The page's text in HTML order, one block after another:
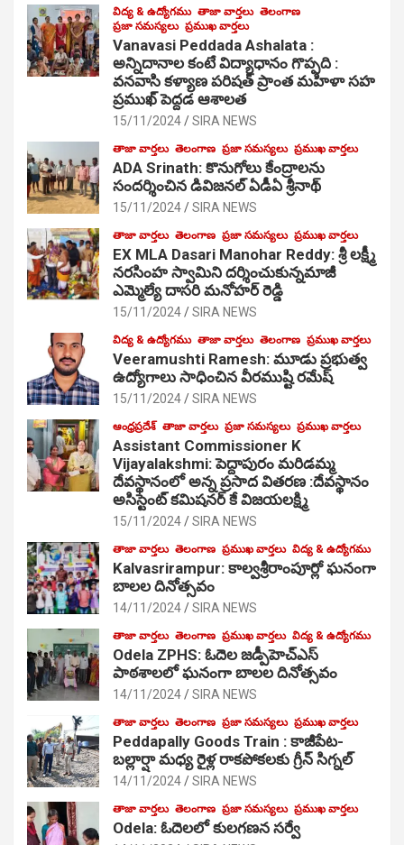
విద్య & ఉద్యోగము తాజా వార్తలు తెలంగాణ
ప్రజా సమస్యలు ప్రముఖ వార్తలు
Vanavasi Peddada Ashalata :
అన్నిదానాల కంటే విద్యాధానం గొప్పది :
వనవాసి కళ్యాణ పరిషత్ ప్రాంత మహిళా సహ
ప్రముఖ్ పెద్దడ ఆశాలత
15/11/2024 SIRA NEWS
తాజా వార్తలు తెలంగాణ ప్రజా సమస్యలు ప్రముఖ వార్తలు
ADA Srinath: కొనుగోలు కేంద్రాల‌ను
సంద‌ర్శించిన డివిజనల్ ఏడీఏ శ్రీనాథ్
15/11/2024 SIRA NEWS
తాజా వార్తలు తెలంగాణ ప్రజా సమస్యలు ప్రముఖ వార్తలు
EX MLA Dasari Manohar Reddy: శ్రీ లక్ష్మీ
నరసింహ స్వామిని దర్శించుకున్నమాజీ
ఎమ్మెల్యే దాసరి మనోహర్ రెడ్డి
15/11/2024 SIRA NEWS
విద్య & ఉద్యోగము తాజా వార్తలు తెలంగాణ ప్రముఖ వార్తలు
Veeramushti Ramesh: మూడు ప్రభుత్వ
ఉద్యోగాలు సాధించిన వీరముష్టి రమేష్
15/11/2024 SIRA NEWS
ఆంధ్రప్రదేశ్ తాజా వార్తలు ప్రజా సమస్యలు ప్రముఖ వార్తలు
Assistant Commissioner K
Vijayalakshmi: పెద్దాపురం మరిడమ్మ
దేవస్థానంలో అన్న ప్రసాద వితరణ :దేవస్థానం
అసిస్టెంట్ కమిషనర్ కే విజయలక్ష్మి
15/11/2024 SIRA NEWS
తాజా వార్తలు తెలంగాణ ప్రముఖ వార్తలు విద్య & ఉద్యోగము
Kalvasrirampur: కాల్వశ్రీరాంపూర్లో ఘనంగా
బాలల దినోత్సవం
14/11/2024 SIRA NEWS
తాజా వార్తలు తెలంగాణ ప్రముఖ వార్తలు విద్య & ఉద్యోగము
Odela ZPHS: ఓదెల జ‌డ్పీహెచ్ఎస్
పాఠ‌శాల‌లో ఘనంగా బాలల దినోత్సవం
14/11/2024 SIRA NEWS
తాజా వార్తలు తెలంగాణ ప్రజా సమస్యలు ప్రముఖ వార్తలు
Peddapally Goods Train : కాజీపేట-
బల్లార్షా మధ్య రైళ్ల రాకపోకలకు గ్రీన్ సిగ్నల్
14/11/2024 SIRA NEWS
తాజా వార్తలు తెలంగాణ ప్రజా సమస్యలు ప్రముఖ వార్తలు
Odela: ఓదెలలో కులగణన సర్వే